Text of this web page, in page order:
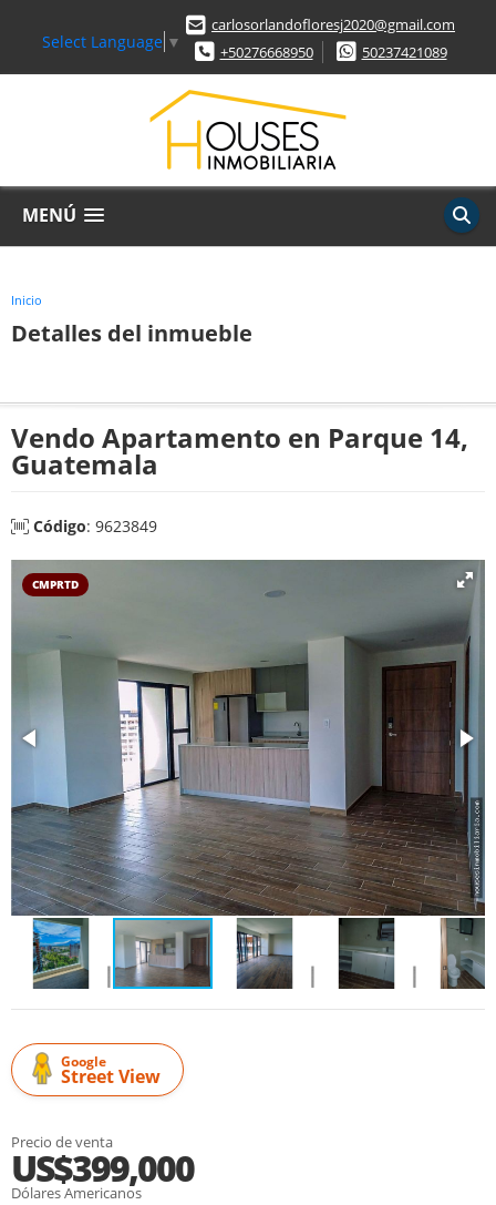
Select Language ▼
carlosorlandofloresj2020@gmail.com
+50276668950
50237421089
MENÚ
Inicio
Detalles del inmueble
Vendo Apartamento en Parque 14,
Guatemala
Código: 9623849
CMPRTD
Google
Street View
Precio de venta
US$399,000
Dólares Americanos